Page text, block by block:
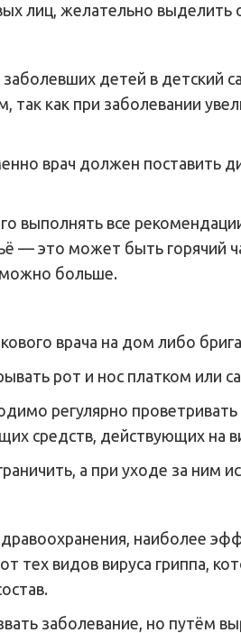
лиц, желательно выделить
детей в детский
как при заболевании
врач должен поставить
выполнять все
— это может быть горячий
больше.
врача на дом либо
рот и нос платком или
регулярно
средств, действующих на
а при уходе за ним
наиболее
тех видов вируса гриппа,
заболевание, но путём